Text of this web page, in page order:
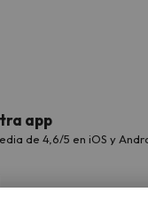
app
de 4,6/5 en iOS y